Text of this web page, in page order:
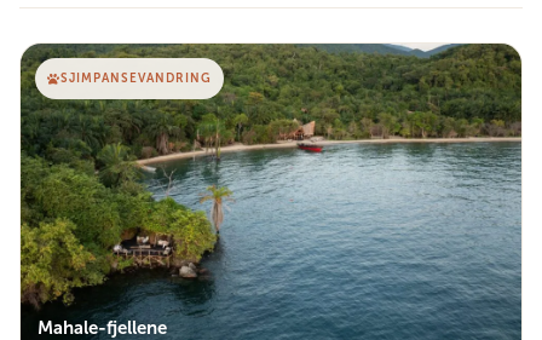
SJIMPANSEVANDRING
Mahale-fjellene